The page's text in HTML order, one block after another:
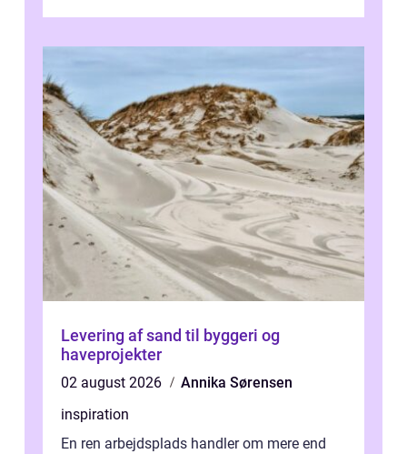
Levering af sand til byggeri og
haveprojekter
02 august 2026
Annika Sørensen
inspiration
En ren arbejdsplads handler om mere end